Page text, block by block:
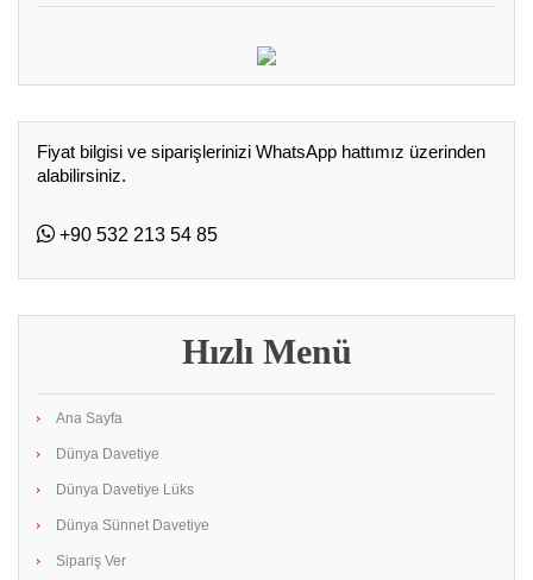
Fiyat bilgisi ve siparişlerinizi WhatsApp hattımız üzerinden
alabilirsiniz.
+90 532 213 54 85
Hızlı Menü
Ana Sayfa
Dünya Davetiye
Dünya Davetiye Lüks
Dünya Sünnet Davetiye
Sipariş Ver